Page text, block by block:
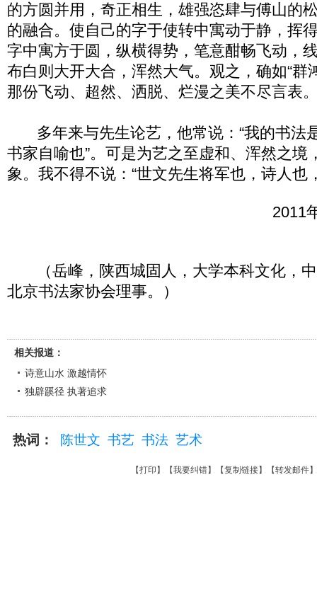
的方圆并用，奇正相生，雄强恣肆与傅山的
的融合。使自己的字于使转中寓动于静，挥
字中寓方于圆，纵横得势，笔意酣畅飞动，
布白则大开大合，浑然大气。观之，确如“群
那份飞动、超然、洒脱、烂漫之美不尽言表
多年来与先生论艺，他常说：“我的书法
书家自喻也”。可是为艺之至虚和、浑然之境
象。我不得不说：“世文先生将军也，诗人也
2011
（岳峰，陕西城固人，大学本科文化，中
北京书法家协会理事。）
相关报道：
诗意山水 激越情怀
独辟蹊径 执著追求
热词： 陈世文 书艺 书法 艺术
【打印 】【我要纠错】【复制链接】【转发邮件